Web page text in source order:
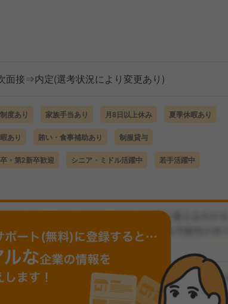
接⇒内定(選考状況により変更あり)
度あり 家族手当あり 月8日以上休み 夏季休暇あり
あり 賄い・食事補助あり 制服貸与
・第2新卒歓迎 シニア・ミドル活躍中 若手活躍中